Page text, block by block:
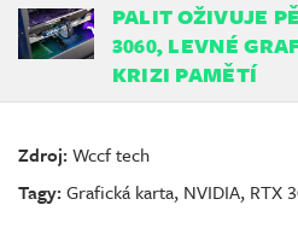
PALIT OŽIVUJE
3060, LEVNÉ
KRIZI PAMĚTÍ
Zdroj:Wccf tech
Tagy:Grafická karta, NVIDIA, RTX